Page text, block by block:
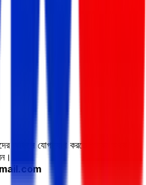
অফিসে যোগাযোগ করতে পারেন অথবা